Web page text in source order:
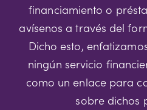
financiamiento o
avísenos a través del
Dicho esto,
ningún servicio
como un enlace para
sobre dichos